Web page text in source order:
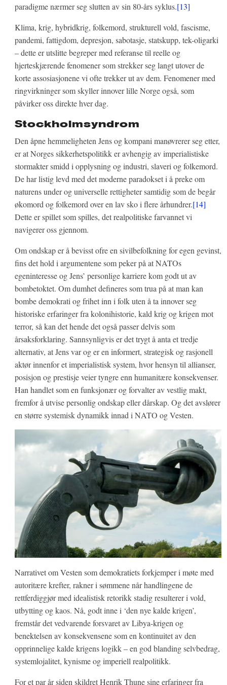
paradigme nærmer seg slutten av sin 80-års syklus.[13]
Klima, krig, hybridkrig, folkemord, strukturell vold, fascisme,
pandemi, fattigdom, depresjon, sabotasje, statskupp, tek-oligarki
– dette er utslitte begreper med referanse til reelle og
hjerteskjærende fenomener som strekker seg langt utover de
korte assosiasjonene vi ofte trekker ut av dem. Fenomener med
ringvirkninger som skyller innover lille Norge også, som
påvirker oss direkte hver dag.
Stockholmsyndrom
Den åpne hemmeligheten Jens og kompani manøvrerer seg etter,
er at Norges sikkerhetspolitikk er avhengig av imperialistiske
stormakter smidd i opplysning og industri, slaveri og folkemord.
De har listig levd med det moderne paradokset i å preke om
naturens under og universelle rettigheter samtidig som de begår
økomord og folkemord over en lav sko i flere århundrer.[14]
Dette er spillet som spilles, det realpolitiske farvannet vi
navigerer oss gjennom.
Om ondskap er å bevisst ofre en sivilbefolkning for egen gevinst,
fins det hold i argumentene som peker på at NATOs
egeninteresse og Jens’ personlige karriere kom godt ut av
bombetoktet. Om dumhet defineres som trua på at man kan
bombe demokrati og frihet inn i folk uten å ta innover seg
historiske erfaringer fra kolonihistorie, kald krig og krigen mot
terror, så kan det hende det også passer delvis som
årsaksforklaring. Sannsynligvis er det trygt å anta et tredje
alternativ, at Jens var og er en informert, strategisk og rasjonell
aktør innenfor et imperialistisk system, hvor hensyn til allianser,
posisjon og prestisje veier tyngre enn humanitære konsekvenser.
Han handlet som en funksjonær og forvalter av vestlig makt,
fremfor å utvise personlig ondskap eller dårskap. Og det avslører
en større systemisk dynamikk innad i NATO og Vesten.
Narrativet om Vesten som demokratiets forkjemper i møte med
autoritære krefter, rakner i sømmene når handlingene de
rettferdiggjør med idealistisk retorikk stadig resulterer i vold,
utbytting og kaos. Nå, godt inne i ‘den nye kalde krigen’,
fremstår det vedvarende forsvaret av Libya-krigen og
benektelsen av konsekvensene som en kontinuitet av den
opprinnelige kalde krigens logikk – en god blanding selvbedrag,
systemlojalitet, kynisme og imperiell realpolitikk.
For et par år siden skildret Henrik Thune sine erfaringer fra